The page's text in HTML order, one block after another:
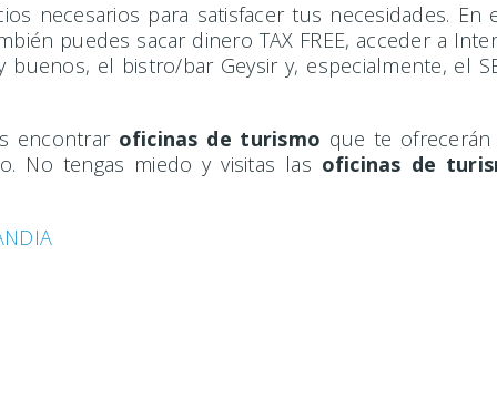
necesarios para satisfacer tus necesidades. En
puedes sacar dinero TAX FREE, acceder a
el bistro/bar Geysir y, especialmente, el
encontrar oficinas de turismo que te
No tengas miedo y visitas las oficinas de